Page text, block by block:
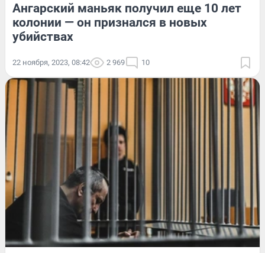
Ангарский маньяк получил еще 10 лет
колонии — он признался в новых
убийствах
22 ноября, 2023, 08:42 2 969 10